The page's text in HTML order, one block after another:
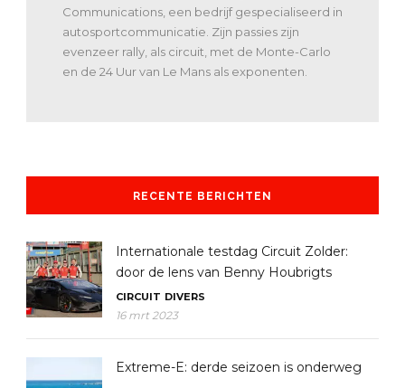
Communications, een bedrijf gespecialiseerd in
autosportcommunicatie. Zijn passies zijn
evenzeer rally, als circuit, met de Monte-Carlo
en de 24 Uur van Le Mans als exponenten.
RECENTE BERICHTEN
Internationale testdag Circuit Zolder:
door de lens van Benny Houbrigts
CIRCUIT DIVERS
16 mrt 2023
Extreme-E: derde seizoen is onderweg